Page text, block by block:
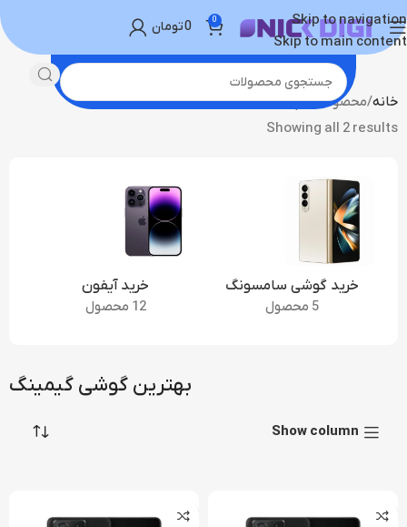
Skip to navigation
Skip to main content
0
0تومان
خانه محصولات برچسب خورده “بهترین گوشی گیمینگ”
Showing all 2 results
خرید گوشی سامسونگ
5 محصول
خرید آیفون
12 محصول
بهترین گوشی گیمینگ
Show column